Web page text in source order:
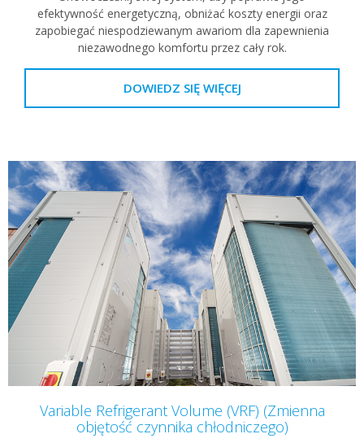
efektywność energetyczną, obniżać koszty energii oraz
zapobiegać niespodziewanym awariom dla zapewnienia
niezawodnego komfortu przez cały rok.
DOWIEDZ SIĘ WIĘCEJ
Variable Refrigerant Volume (VRF) (Zmienna
objętość czynnika chłodniczego)